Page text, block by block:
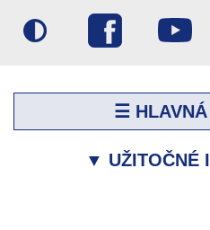
☰ HLAVNÁ
▼ UŽITOČNÉ